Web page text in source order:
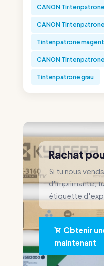
CANON
CANON
Tintenpatrone
CANON
Tintenpatrone grau
Rachat
Si tu nous
d'imprimante,
étiquette
Obtenir
maintenant